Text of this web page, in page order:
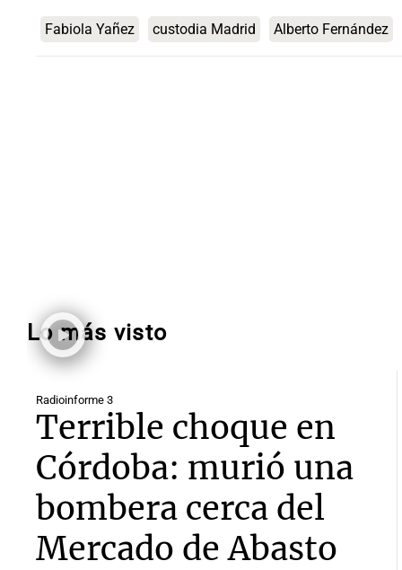
Fabiola Yañez custodia Madrid Alberto Fernández
Lo más visto
Radioinforme 3
Terrible choque en
Córdoba: murió una
bombera cerca del
Mercado de Abasto